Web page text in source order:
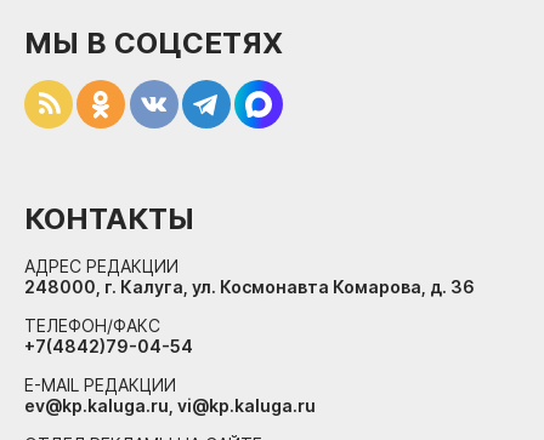
МЫ В СОЦСЕТЯХ
КОНТАКТЫ
АДРЕС РЕДАКЦИИ
248000, г. Калуга, ул. Космонавта Комарова, д. 36
ТЕЛЕФОН/ФАКС
+7(4842)79-04-54
E-MAIL РЕДАКЦИИ
ev@kp.kaluga.ru, vi@kp.kaluga.ru